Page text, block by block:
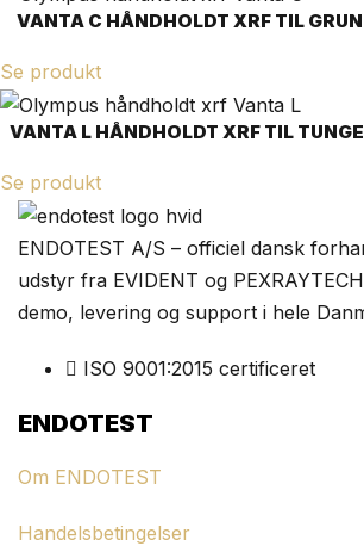
VANTA C HÅNDHOLDT XRF TIL
Se produkt
VANTA L HÅNDHOLDT XRF TIL
Se produkt
ENDOTEST A/S – officiel dansk
udstyr fra EVIDENT og
demo, levering og support i hele
ISO 9001:2015 certificeret
ENDOTEST
Om ENDOTEST
Handelsbetingelser